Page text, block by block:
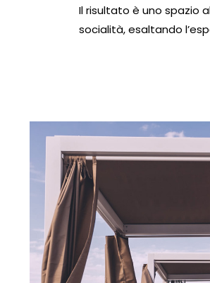
Il risultato è uno spazio
socialità, esaltando